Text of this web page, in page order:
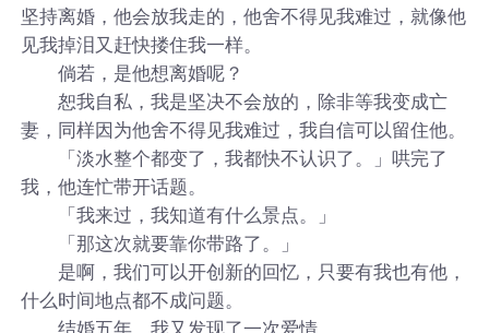
坚持离婚，他会放我走的，他舍不得见我难过，就像他
见我掉泪又赶快搂住我一样。
倘若，是他想离婚呢？
恕我自私，我是坚决不会放的，除非等我变成亡
妻，同样因为他舍不得见我难过，我自信可以留住他。
「淡水整个都变了，我都快不认识了。」哄完了
我，他连忙带开话题。
「我来过，我知道有什么景点。」
「那这次就要靠你带路了。」
是啊，我们可以开创新的回忆，只要有我也有他，
什么时间地点都不成问题。
结婚五年，我又发现了一次爱情